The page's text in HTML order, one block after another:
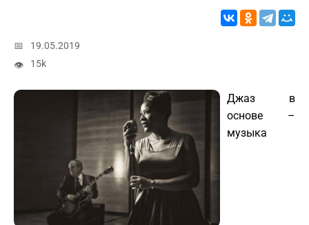
📅
19.05.2019
👁
15k
Джаз в
основе –
музыка